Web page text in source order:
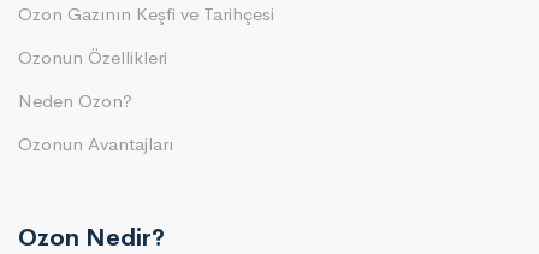
Ozon Gazının Keşfi ve Tarihçesi
Ozonun Özellikleri
Neden Ozon?
Ozonun Avantajları
Ozon Nedir?